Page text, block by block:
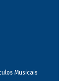
Musicais